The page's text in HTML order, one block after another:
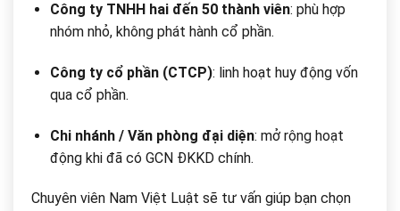
Công ty TNHH hai đến 50 thành viên: phù hợp
nhóm nhỏ, không phát hành cổ phần.
Công ty cổ phần (CTCP): linh hoạt huy động vốn
qua cổ phần.
Chi nhánh / Văn phòng đại diện: mở rộng hoạt
động khi đã có GCN ĐKKD chính.
Chuyên viên Nam Việt Luật sẽ tư vấn giúp bạn chọn